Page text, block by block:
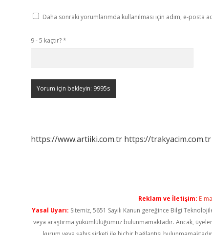
Daha sonraki yorumlarımda kullanılması için adım, e-posta
9 - 5 kaçtır?*
https://www.artiiki.com.tr https://trakyacim.com.tr
Reklam ve İletişim: E-
Yasal Uyarı: Sitemiz, 5651 Sayılı Kanun gereğince Bilgi
veya araştırma yükümlülüğümüz bulunmamaktadır. Ancak,